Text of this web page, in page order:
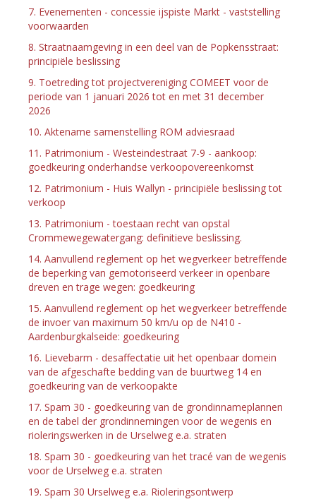
7. Evenementen - concessie ijspiste Markt - vaststelling
voorwaarden
8. Straatnaamgeving in een deel van de Popkensstraat:
principiële beslissing
9. Toetreding tot projectvereniging COMEET voor de
periode van 1 januari 2026 tot en met 31 december
2026
10. Aktename samenstelling ROM adviesraad
11. Patrimonium - Westeindestraat 7-9 - aankoop:
goedkeuring onderhandse verkoopovereenkomst
12. Patrimonium - Huis Wallyn - principiële beslissing tot
verkoop
13. Patrimonium - toestaan recht van opstal
Crommewegewatergang: definitieve beslissing.
14. Aanvullend reglement op het wegverkeer betreffende
de beperking van gemotoriseerd verkeer in openbare
dreven en trage wegen: goedkeuring
15. Aanvullend reglement op het wegverkeer betreffende
de invoer van maximum 50 km/u op de N410 -
Aardenburgkalseide: goedkeuring
16. Lievebarm - desaffectatie uit het openbaar domein
van de afgeschafte bedding van de buurtweg 14 en
goedkeuring van de verkoopakte
17. Spam 30 - goedkeuring van de grondinnameplannen
en de tabel der grondinnemingen voor de wegenis en
rioleringswerken in de Urselweg e.a. straten
18. Spam 30 - goedkeuring van het tracé van de wegenis
voor de Urselweg e.a. straten
19. Spam 30 Urselweg e.a. Rioleringsontwerp